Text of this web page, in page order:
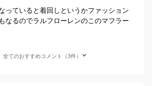
っていると着回しというかファッション
なるのでラルフローレンのこのマフラー
全てのおすすめコメント（3件）